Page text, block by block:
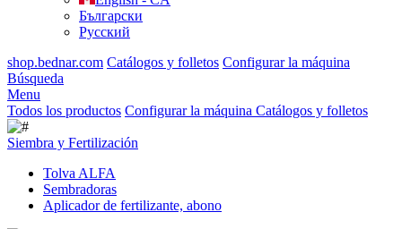
Български
Русский
shop.bednar.com Catálogos y folletos Configurar la máquina
Búsqueda
Menu
Todos los productos Configurar la máquina Catálogos y folletos
Siembra y Fertilización
Tolva ALFA
Sembradoras
Aplicador de fertilizante, abono